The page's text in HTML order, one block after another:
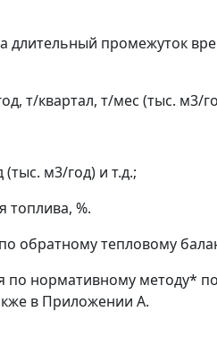
промежуток
т/квартал, т/мес (тыс. м3/
(тыс. м3/год) и т.д.;
топлива, %.
обратному тепловому
по нормативному методу*
в Приложении А.